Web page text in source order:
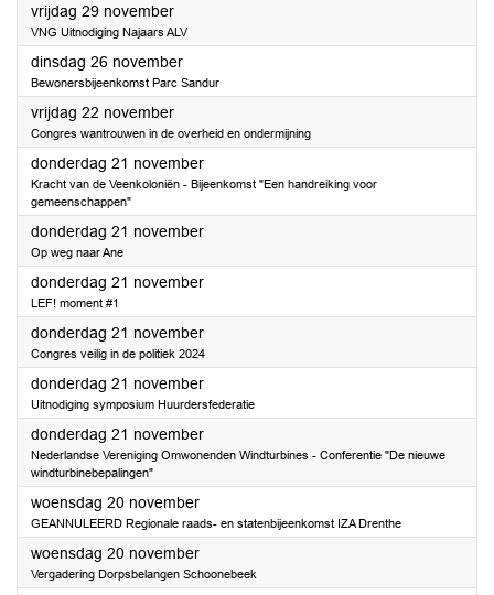
vrijdag 29 november2024
VNG Uitnodiging Najaars ALV
dinsdag 26 november2024
Bewonersbijeenkomst Parc Sandur
vrijdag 22 november2024
Congres wantrouwen in de overheid en ondermijning
donderdag 21 november2024
Kracht van de Veenkoloniën - Bijeenkomst "Een handreiking voor
gemeenschappen"
donderdag 21 november2024
Op weg naar Ane
donderdag 21 november2024
LEF! moment #1
donderdag 21 november2024
Congres veilig in de politiek 2024
donderdag 21 november2024
Uitnodiging symposium Huurdersfederatie
donderdag 21 november2024
Nederlandse Vereniging Omwonenden Windturbines - Conferentie "De nieuwe
windturbinebepalingen"
woensdag 20 november2024
GEANNULEERD Regionale raads- en statenbijeenkomst IZA Drenthe
woensdag 20 november2024
Vergadering Dorpsbelangen Schoonebeek